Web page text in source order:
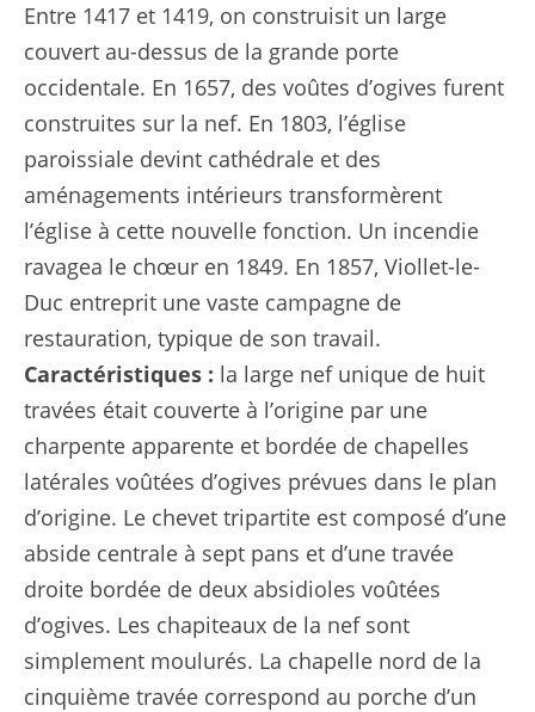
Entre 1417 et 1419, on construisit un large
couvert au-dessus de la grande porte
occidentale. En 1657, des voûtes d’ogives furent
construites sur la nef. En 1803, l’église
paroissiale devint cathédrale et des
aménagements intérieurs transformèrent
l’église à cette nouvelle fonction. Un incendie
ravagea le chœur en 1849. En 1857, Viollet-le-
Duc entreprit une vaste campagne de
restauration, typique de son travail.
Caractéristiques : la large nef unique de huit
travées était couverte à l’origine par une
charpente apparente et bordée de chapelles
latérales voûtées d’ogives prévues dans le plan
d’origine. Le chevet tripartite est composé d’une
abside centrale à sept pans et d’une travée
droite bordée de deux absidioles voûtées
d’ogives. Les chapiteaux de la nef sont
simplement moulurés. La chapelle nord de la
cinquième travée correspond au porche d’un